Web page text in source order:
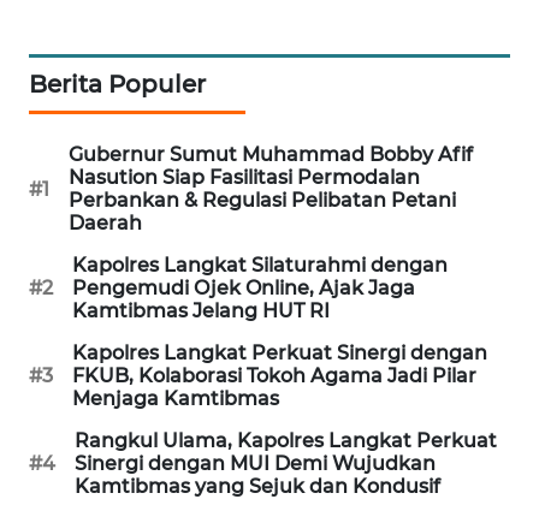
Berita Populer
#1
Gubernur Sumut Muhammad Bobby Afif
Nasution Siap Fasilitasi Permodalan
Perbankan & Regulasi Pelibatan Petani
Daerah
#2
Kapolres Langkat Silaturahmi dengan
Pengemudi Ojek Online, Ajak Jaga
Kamtibmas Jelang HUT RI
#3
Kapolres Langkat Perkuat Sinergi dengan
FKUB, Kolaborasi Tokoh Agama Jadi Pilar
Menjaga Kamtibmas
#4
Rangkul Ulama, Kapolres Langkat Perkuat
Sinergi dengan MUI Demi Wujudkan
Kamtibmas yang Sejuk dan Kondusif
SIBARAGAS
NEWS
METRO
SIANTAR
NEWS
METRO
MEDAN
NEWS
METRO
JAKARTA
NEWS